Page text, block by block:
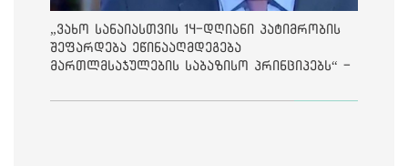
„ვახო სანაიასთვის 14-დღიანი პატიმრობის
შეფარდება ეწინააღმდეგება
მართლმსაჯულების საბაზისო პრინციპებს“ -